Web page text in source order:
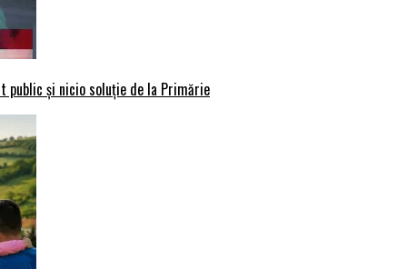
public și nicio soluție de la Primărie